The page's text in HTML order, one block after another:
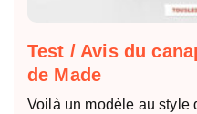
Test / Avis du
de Made
Voilà un modèle au style